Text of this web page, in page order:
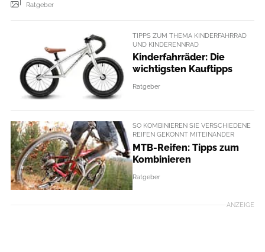
Ratgeber
TIPPS ZUM THEMA KINDERFAHRRAD
UND KINDERENNRAD
Kinderfahrräder: Die
wichtigsten Kauftipps
Ratgeber
SO KOMBINIEREN SIE VERSCHIEDENE
REIFEN GEKONNT MITEINANDER
MTB-Reifen: Tipps zum
Kombinieren
Ratgeber
ANZEIGE